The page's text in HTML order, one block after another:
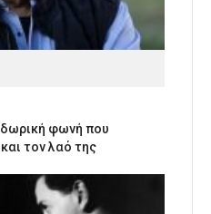
φωνή που
τον λαό της